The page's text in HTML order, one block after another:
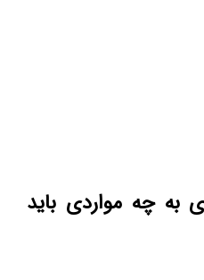
به چه مواردی باید